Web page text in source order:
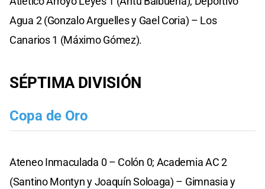
Agua 2 (Gonzalo Arguelles y Gael Coria) – Los
Canarios 1 (Máximo Gómez).
SÉPTIMA DIVISIÓN
Copa de Oro
Ateneo Inmaculada 0 – Colón 0; Academia AC 2
(Santino Montyn y Joaquín Soloaga) – Gimnasia y